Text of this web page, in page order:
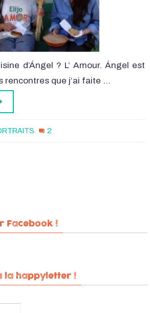
d’Ángel ? L’ Amour. Ángel est
rencontres que j’ai faite …
2
Facebook !
la happyletter !